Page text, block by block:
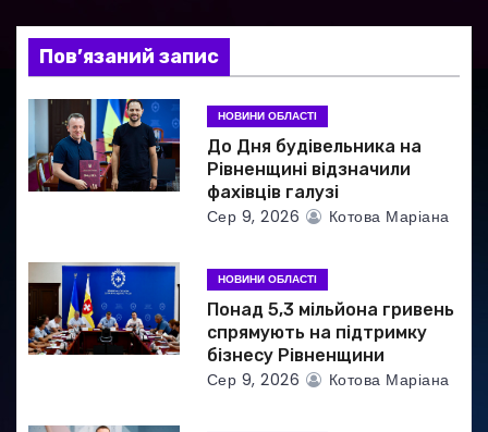
а
п
и
с
і
Пов’язаний запис
НОВИНИ ОБЛАСТІ
До Дня будівельника на
Рівненщині відзначили
фахівців галузі
Сер 9, 2026 Котова Маріана
НОВИНИ ОБЛАСТІ
Понад 5,3 мільйона гривень
спрямують на підтримку
бізнесу Рівненщини
Сер 9, 2026 Котова Маріана